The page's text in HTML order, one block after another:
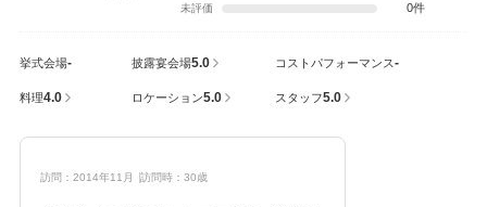
未評価 0件
挙式会場- 披露宴会場5.0 コストパフォーマンス-
料理4.0 ロケーション5.0 スタッフ5.0
訪問：2014年11月 訪問時：30歳